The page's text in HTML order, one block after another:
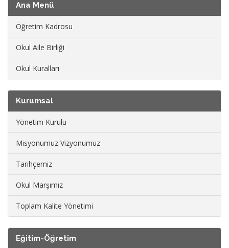
Ana Menü
Öğretim Kadrosu
Okul Aile Birliği
Okul Kuralları
Kurumsal
Yönetim Kurulu
Misyonumuz Vizyonumuz
Tarihçemiz
Okul Marşımız
Toplam Kalite Yönetimi
Eğitim-Öğretim